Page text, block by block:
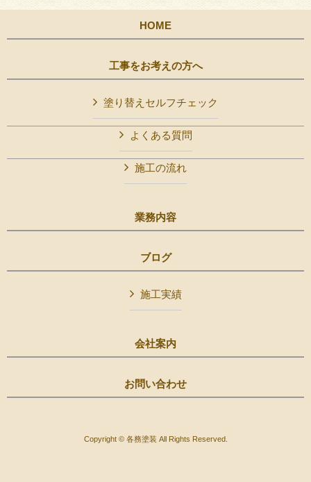
HOME
工事をお考えの方へ
塗り替えセルフチェック
よくある質問
施工の流れ
業務内容
ブログ
施工実績
会社案内
お問い合わせ
Copyright © 各務塗装 All Rights Reserved.